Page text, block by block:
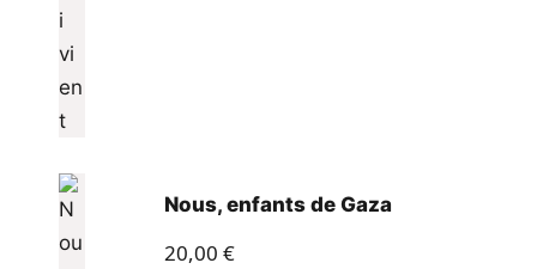
Nous, enfants de Gaza
20,00 €